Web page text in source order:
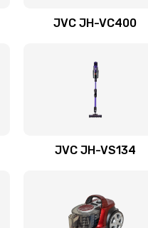
JVC JH-VС400
JVC JH-VS134